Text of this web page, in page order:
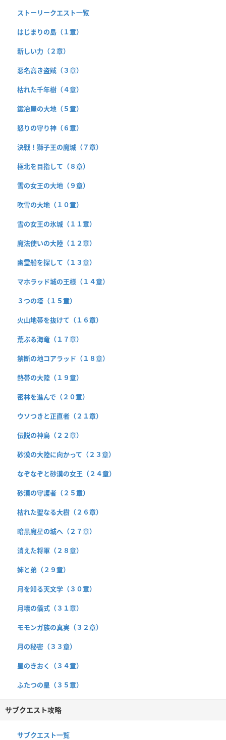
ストーリークエスト一覧
はじまりの島（１章）
新しい力（２章）
悪名高き盗賊（３章）
枯れた千年樹（４章）
鍛冶屋の大地（５章）
怒りの守り神（６章）
決戦！獅子王の魔城（７章）
極北を目指して（８章）
雪の女王の大地（９章）
吹雪の大地（１０章）
雪の女王の氷城（１１章）
魔法使いの大陸（１２章）
幽霊船を探して（１３章）
マホラッド城の王様（１４章）
３つの塔（１５章）
火山地帯を抜けて（１６章）
荒ぶる海竜（１７章）
禁断の地コアラッド（１８章）
熱帯の大陸（１９章）
密林を進んで（２０章）
ウソつきと正直者（２１章）
伝説の神鳥（２２章）
砂漠の大陸に向かって（２３章）
なぞなぞと砂漠の女王（２４章）
砂漠の守護者（２５章）
枯れた聖なる大樹（２６章）
暗黒魔星の城へ（２７章）
消えた将軍（２８章）
姉と弟（２９章）
月を知る天文学（３０章）
月壊の儀式（３１章）
モモンガ族の真実（３２章）
月の秘密（３３章）
星のきおく（３４章）
ふたつの星（３５章）
サブクエスト攻略
サブクエスト一覧